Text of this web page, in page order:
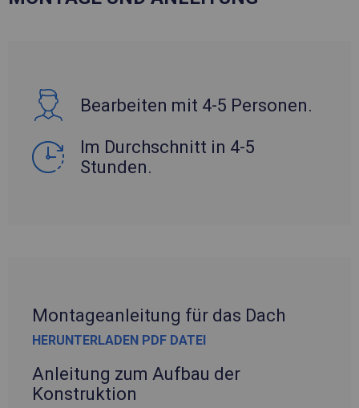
Bearbeiten mit 4-5 Personen.
Im Durchschnitt in 4-5
Stunden.
Montageanleitung für das Dach
HERUNTERLADEN PDF DATEI
Anleitung zum Aufbau der
Konstruktion